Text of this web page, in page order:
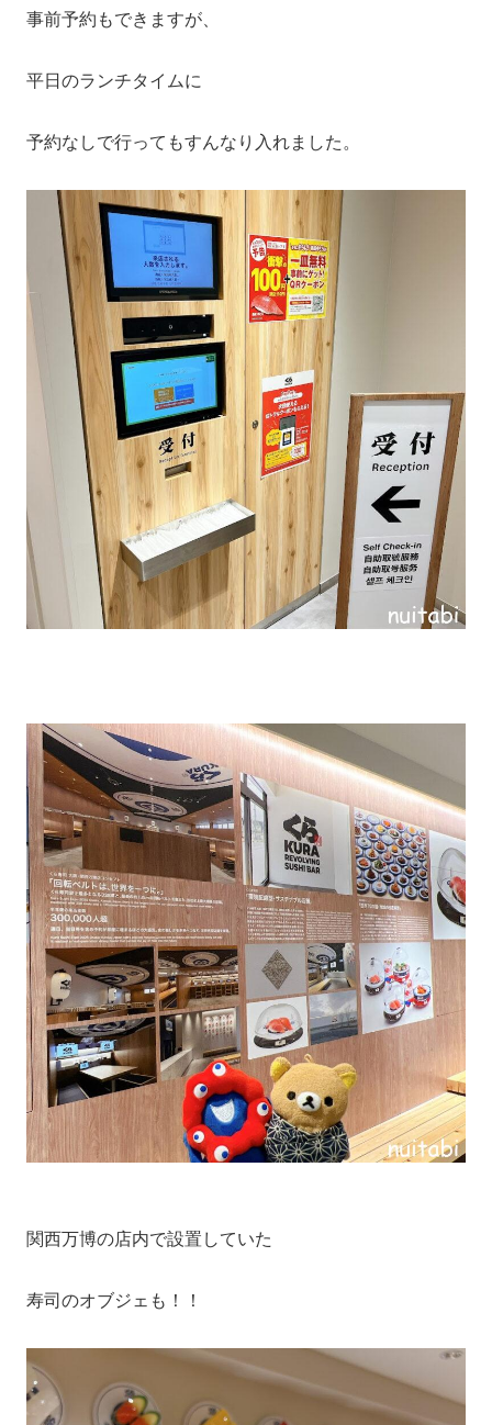
事前予約もできますが、
平日のランチタイムに
予約なしで行ってもすんなり入れました。
関西万博の店内で設置していた
寿司のオブジェも！！